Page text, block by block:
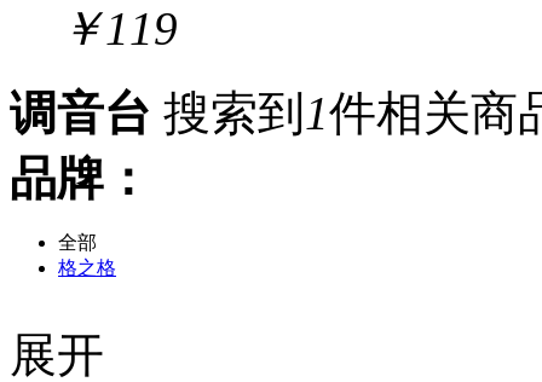
￥119
调音台 搜索到 1件相关商
品牌：
全部
格之格
展开